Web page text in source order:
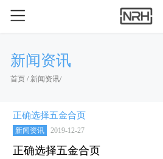
新闻资讯
首页/ 新闻资讯/
正确选择五金合页
新闻资讯 2019-12-27
正确选择五金合页